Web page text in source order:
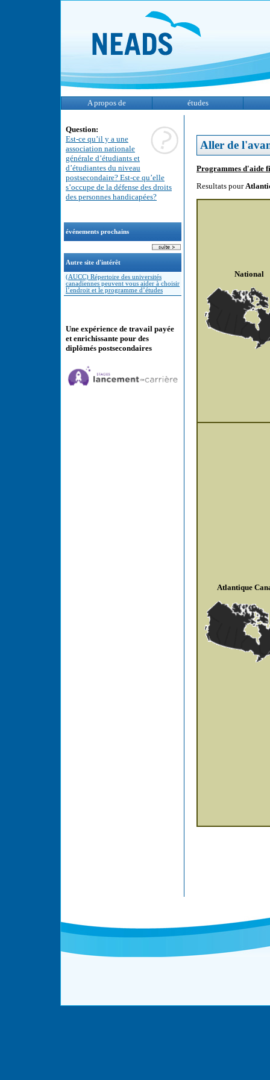
A propos de études
Question:
Est-ce qu’il y a une
association nationale
générale d’étudiants et
d’étudiantes du niveau
postsecondaire? Est-ce qu’elle
s’occupe de la défense des droits
des personnes handicapées?
événements prochains
Autre site d'intérêt
(AUCC) Répertoire des universités
canadiennes peuvent vous aider à choisir
l’endroit et le programme d’études
Une expérience de travail payée
et enrichissante pour des
diplômés postsecondaires
Aller de
Programmes d'aide
Resultats pour
National
Atlantique